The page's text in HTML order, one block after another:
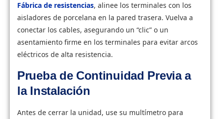
Fábrica de resistencias, alinee los terminales con los
aisladores de porcelana en la pared trasera. Vuelva a
conectar los cables, asegurando un “clic” o un
asentamiento firme en los terminales para evitar arcos
eléctricos de alta resistencia.
Prueba de Continuidad Previa a
la Instalación
Antes de cerrar la unidad, use su multímetro para